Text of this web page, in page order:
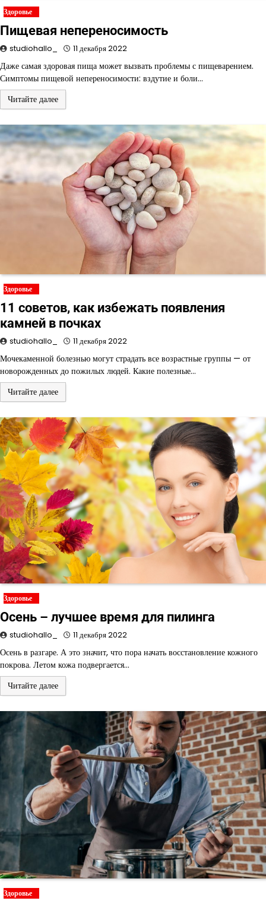
Здоровье
Пищевая непереносимость
studiohallo_ 11 декабря 2022
Даже самая здоровая пища может вызвать проблемы с пищеварением.
Симптомы пищевой непереносимости: вздутие и боли…
Читайте далее
Здоровье
11 советов, как избежать появления
камней в почках
studiohallo_ 11 декабря 2022
Мочекаменной болезнью могут страдать все возрастные группы — от
новорожденных до пожилых людей. Какие полезные…
Читайте далее
Здоровье
Осень – лучшее время для пилинга
studiohallo_ 11 декабря 2022
Осень в разгаре. А это значит, что пора начать восстановление кожного
покрова. Летом кожа подвергается…
Читайте далее
Здоровье